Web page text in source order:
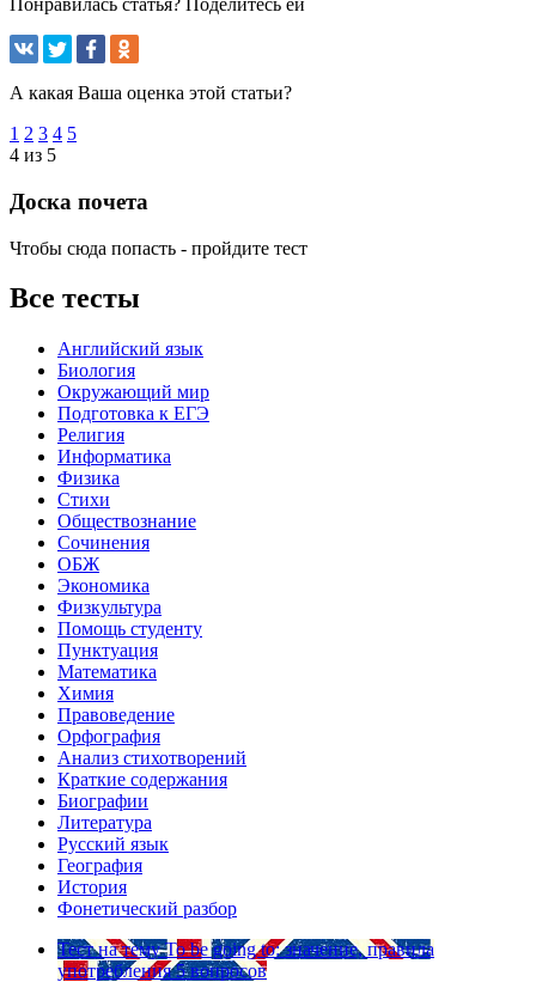
Понравилась статья? Поделитесь ей
А какая Ваша оценка этой статьи?
1 2 3 4 5
4 из 5
Доска почета
Чтобы сюда попасть - пройдите тест
Все тесты
Английский язык
Биология
Окружающий мир
Подготовка к ЕГЭ
Религия
Информатика
Физика
Стихи
Обществознание
Сочинения
ОБЖ
Экономика
Физкультура
Помощь студенту
Пунктуация
Математика
Химия
Правоведение
Орфография
Анализ стихотворений
Краткие содержания
Биографии
Литература
Русский язык
География
История
Фонетический разбор
Тест на тему To be going to: значение, правила
употребления 5 вопросов